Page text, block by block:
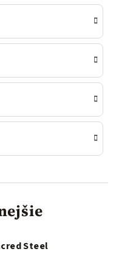
Steel